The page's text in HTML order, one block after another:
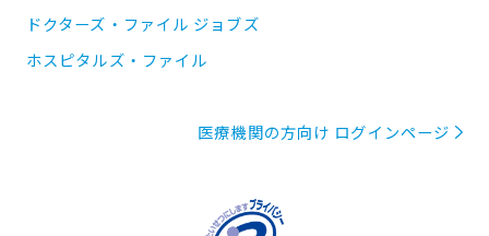
ドクターズ・ファイル ジョブズ
ホスピタルズ・ファイル
医療機関の方向け ログインページ